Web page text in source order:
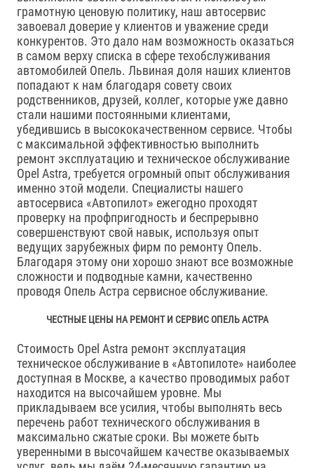
грамотную ценовую политику, наш автосервис
завоевал доверие у клиентов и уважение среди
конкурентов. Это дало нам возможность оказаться
в самом верху списка в сфере техобслуживания
автомобилей Опель. Львиная доля наших клиентов
попадают к нам благодаря совету своих
родственников, друзей, коллег, которые уже давно
стали нашими постоянными клиентами,
убедившись в высококачественном сервисе. Чтобы
с максимальной эффективностью выполнить
ремонт эксплуатацию и техническое обслуживание
Opel Astra, требуется огромный опыт обслуживания
именно этой модели. Специалисты нашего
автосервиса «Автопилот» ежегодно проходят
проверку на профпригодность и беспрерывно
совершенствуют свой навык, используя опыт
ведущих зарубежных фирм по ремонту Опель.
Благодаря этому они хорошо знают все возможные
сложности и подводные камни, качественно
проводя Опель Астра сервисное обслуживание.
ЧЕСТНЫЕ ЦЕНЫ НА РЕМОНТ И СЕРВИС ОПЕЛЬ АСТРА
Стоимость Opel Astra ремонт эксплуатация
техническое обслуживание в «Автопилоте» наиболее
доступная в Москве, а качество проводимых работ
находится на высочайшем уровне. Мы
прикладываем все усилия, чтобы выполнять весь
перечень работ технического обслуживания в
максимально сжатые сроки. Вы можете быть
уверенными в высочайшем качестве оказываемых